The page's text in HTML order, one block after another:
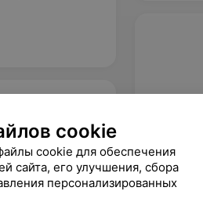
cookie
cookie для обеспечения
сайта, его улучшения, сбора
персонализированных